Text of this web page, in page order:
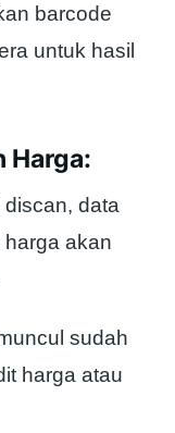
barcode
untuk hasil
Harga:
data
akan
sudah
harga atau